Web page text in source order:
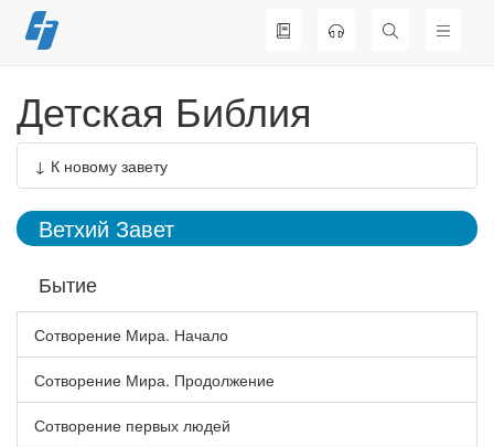
Перейти
к
Детская Библия
↓ К новому завету
Ветхий Завет
Бытие
Сотворение Мира. Начало
Сотворение Мира. Продолжение
Сотворение первых людей